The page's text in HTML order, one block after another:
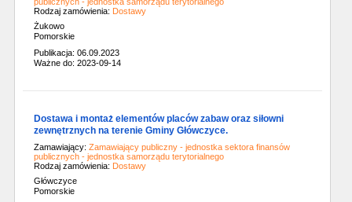
Rodzaj zamówienia: Dostawy
Żukowo
Pomorskie
Publikacja: 06.09.2023
Ważne do: 2023-09-14
Dostawa i montaż elementów placów zabaw oraz siłowni
zewnętrznych na terenie Gminy Główczyce.
Zamawiający: Zamawiający publiczny - jednostka sektora finansów
publicznych - jednostka samorządu terytorialnego
Rodzaj zamówienia: Dostawy
Główczyce
Pomorskie